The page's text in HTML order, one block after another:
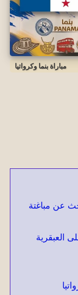
مباراة بنما وكرواتيا
عن مباغتة
العبقرية